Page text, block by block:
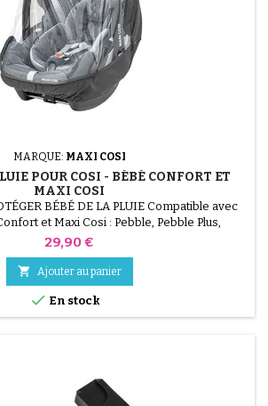
MARQUE: MAXI COSI
POUR COSI - BÉBÉ CONFORT ET
MAXI COSI
BÉBÉ DE LA PLUIE Compatible avec
et Maxi Cosi : Pebble, Pebble Plus,
Citi et Streety Composition: PVC
Prix
29,90 €
 Ajouter au panier
 En stock